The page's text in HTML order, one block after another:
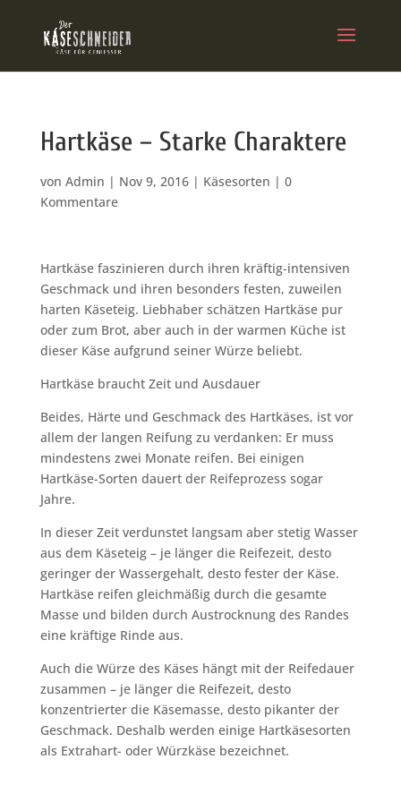
Hartkäse – Starke Charaktere
von Admin | Nov 9, 2016| Käsesorten | 0
Kommentare
Hartkäse faszinieren durch ihren kräftig-intensiven
Geschmack und ihren besonders festen, zuweilen
harten Käseteig. Liebhaber schätzen Hartkäse pur
oder zum Brot, aber auch in der warmen Küche ist
dieser Käse aufgrund seiner Würze beliebt.
Hartkäse braucht Zeit und Ausdauer
Beides, Härte und Geschmack des Hartkäses, ist vor
allem der langen Reifung zu verdanken: Er muss
mindestens zwei Monate reifen. Bei einigen
Hartkäse-Sorten dauert der Reifeprozess sogar
Jahre.
In dieser Zeit verdunstet langsam aber stetig Wasser
aus dem Käseteig – je länger die Reifezeit, desto
geringer der Wassergehalt, desto fester der Käse.
Hartkäse reifen gleichmäßig durch die gesamte
Masse und bilden durch Austrocknung des Randes
eine kräftige Rinde aus.
Auch die Würze des Käses hängt mit der Reifedauer
zusammen – je länger die Reifezeit, desto
konzentrierter die Käsemasse, desto pikanter der
Geschmack. Deshalb werden einige Hartkäsesorten
als Extrahart- oder Würzkäse bezeichnet.